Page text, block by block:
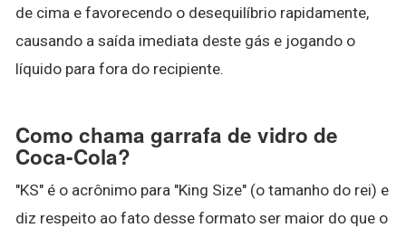
de cima e favorecendo o desequilíbrio rapidamente,
causando a saída imediata deste gás e jogando o
líquido para fora do recipiente.
Como chama garrafa de vidro de
Coca-Cola?
"KS" é o acrônimo para "King Size" (o tamanho do rei) e
diz respeito ao fato desse formato ser maior do que o